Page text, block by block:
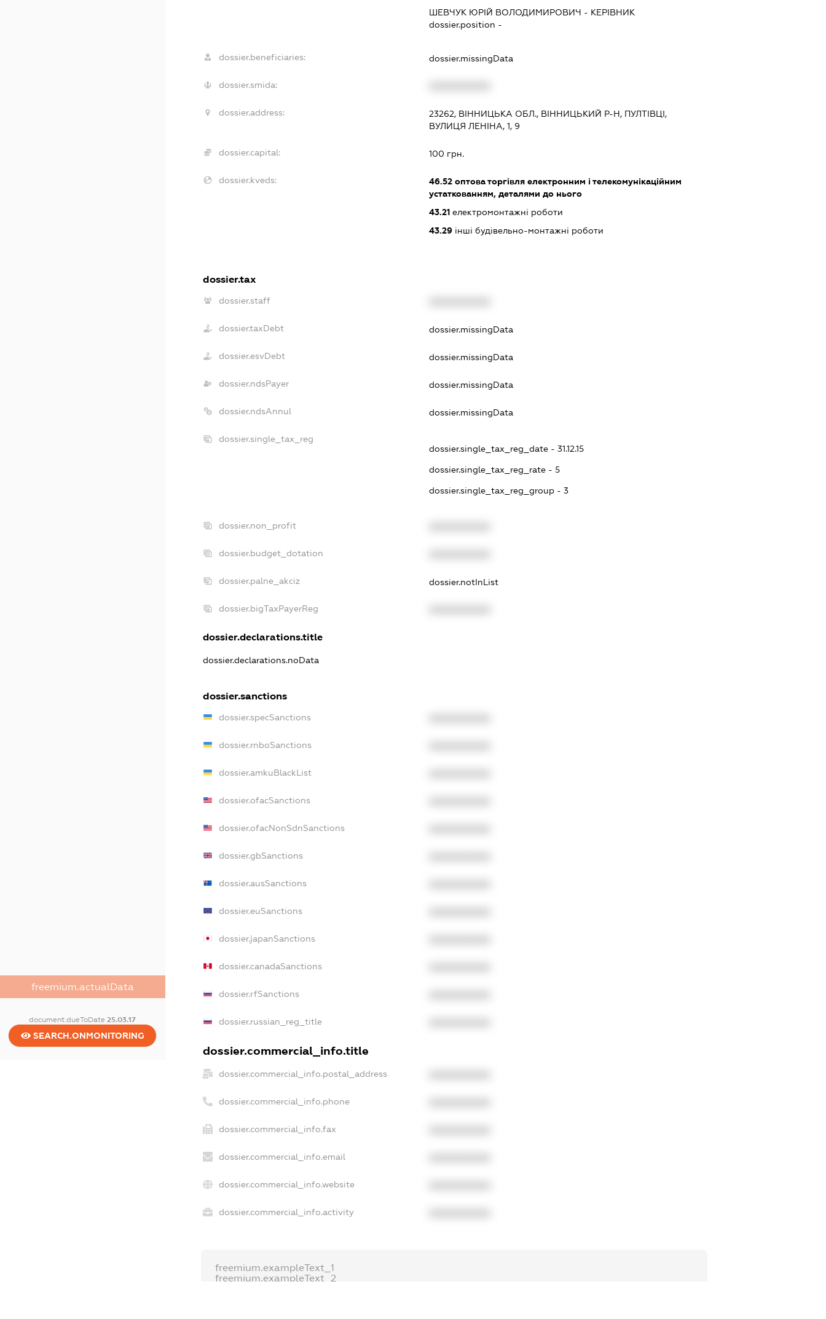
freemium.actualData
document.dueToDate25.03.17
SEARCH.ONMONITORING
ШЕВЧУК ЮРІЙ ВОЛОДИМИРОВИЧ - КЕРІВНИК
dossier.position -
dossier.beneficiaries: dossier.missingData
dossier.smida:
dossier.address:
23262, ВІННИЦЬКА ОБЛ., ВІННИЦЬКИЙ Р-Н, ПУЛТІВЦІ,
ВУЛИЦЯ ЛЕНІНА, 1, 9
dossier.capital: 100 грн.
dossier.kveds: 46.52 оптова торгівля електронним і телекомунікаційним
устаткованням, деталями до нього
43.21 електромонтажні роботи
43.29 інші будівельно-монтажні роботи
dossier.tax
dossier.staff
dossier.taxDebt dossier.missingData
dossier.esvDebt dossier.missingData
dossier.ndsPayer dossier.missingData
dossier.ndsAnnul dossier.missingData
dossier.single_tax_reg
dossier.single_tax_reg_date - 31.12.15
dossier.single_tax_reg_rate - 5
dossier.single_tax_reg_group - 3
dossier.non_profit
dossier.budget_dotation
dossier.palne_akciz dossier.notInList
dossier.bigTaxPayerReg
dossier.declarations.title
dossier.declarations.noData
dossier.sanctions
dossier.specSanctions
dossier.rnboSanctions
dossier.amkuBlackList
dossier.ofacSanctions
dossier.ofacNonSdnSanctions
dossier.gbSanctions
dossier.ausSanctions
dossier.euSanctions
dossier.japanSanctions
dossier.canadaSanctions
dossier.rfSanctions
dossier.russian_reg_title
dossier.commercial_info.title
dossier.commercial_info.postal_address
dossier.commercial_info.phone
dossier.commercial_info.fax
dossier.commercial_info.email
dossier.commercial_info.website
dossier.commercial_info.activity
freemium.exampleText_1
freemium.exampleText_2